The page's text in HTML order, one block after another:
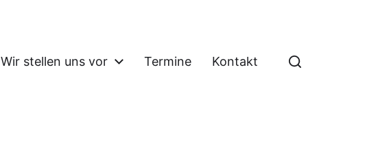
Wir stellen uns vor Termine Kontakt